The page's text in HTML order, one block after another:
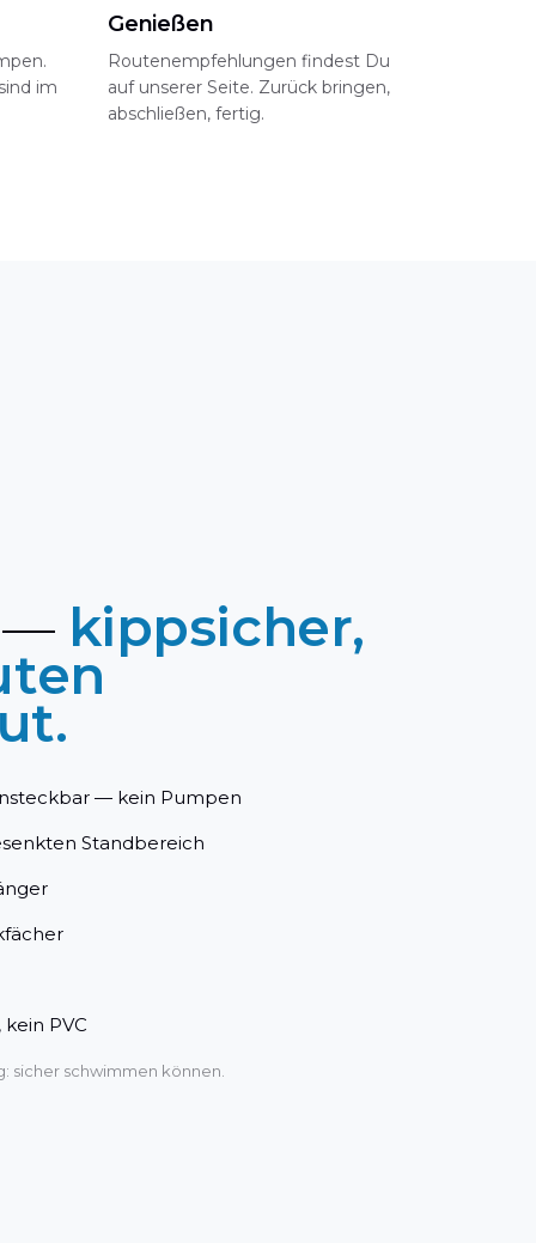
im
Genießen
Routenempfehlungen findest Du
auf unserer Seite. Zurück bringen,
abschließen, fertig.
— kippsicher,
— kein Pumpen
Standbereich
PVC
sicher schwimmen können.